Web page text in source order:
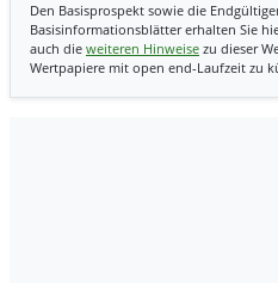
Den Basisprospekt sowie die
Basisinformationsblätter erhalten Sie
auch die weiteren Hinweise zu dieser
Wertpapiere mit open end-Laufzeit zu